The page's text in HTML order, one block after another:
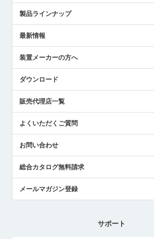
ごあいさつ
受賞履歴
採用情報
国/地域/言語
製品ラインナップ
ツールセッタ製品
エアマイクロセンサ製品
最新情報
メトロールの技術
社員ブログ
中小企業のBCP地震対策
センサのテクニカルガイド
社長ブログ
装置メーカーの方へ
ダウンロード
販売代理店一覧
よくいただくご質問
お問い合わせ
総合カタログ無料請求
メールマガジン登録
サポート